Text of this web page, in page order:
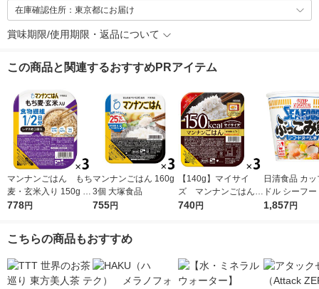
在庫確認住所：東京都にお届け
賞味期限/使用期限・返品について
この商品と関連するおすすめPRアイテム
マンナンごはん もち
麦・玄米入り 150g 3
個 大塚食品
778円
マンナンごはん 160g
3個 大塚食品
755円
【140g】マイサイ
ズ マンナンごはん
富山県産コシヒカリ
740円
日清食品 カ
ドル シーフ
ドル ぶっこ
1,857円
こちらの商品もおすすめ